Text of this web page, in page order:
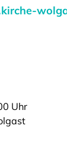
Uhr